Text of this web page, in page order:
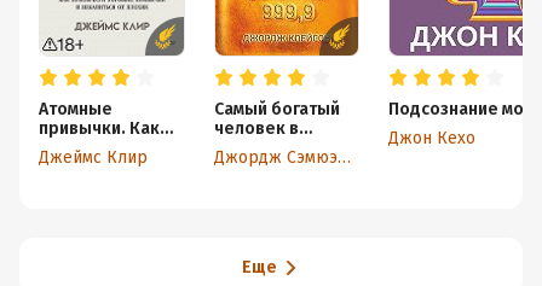
Атомные
привычки. Как
приобрести
хорошие
Джеймс Клир
Самый богатый
человек в
Вавилоне
Джордж Сэмюэль Клейсон
Подсознание
Джон Кехо
Еще